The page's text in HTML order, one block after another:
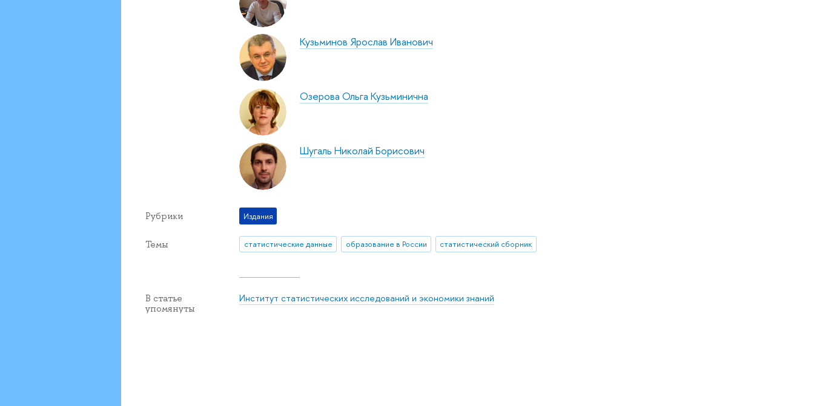
Кузьминов Ярослав Иванович
Озерова Ольга Кузьминична
Шугаль Николай Борисович
Рубрики Издания
Темы статистические данные образование в России статистический сборник
В статье
упомянуты
Институт статистических исследований и экономики знаний